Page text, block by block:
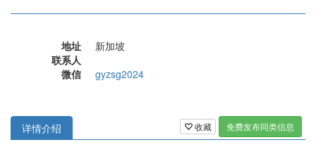
地址
新加坡
联系人
微信
gyzsg2024
收藏 免费发布同类信息
详情介绍